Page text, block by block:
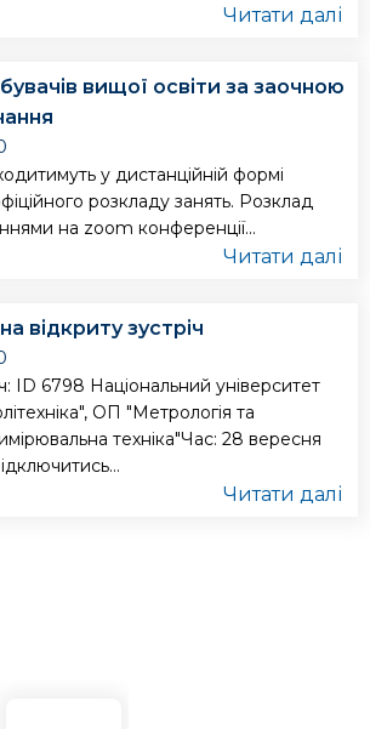
Читати далі
вищої освіти за заочною
у дистанційній формі
розкладу занять. Розклад
на zoom конференції...
Читати далі
відкриту зустріч
ID 6798 Національний університет
ОП "Метрологія та
техніка"Час: 28 вересня
Читати далі